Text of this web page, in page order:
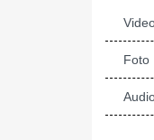
Foto